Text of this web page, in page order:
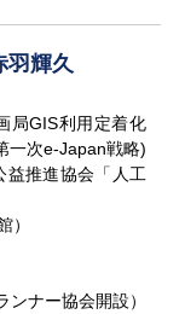
羽輝久
局GIS利用定着化
一次e-Japan戦略)
益推進協会「人工
）
ナー協会開設）